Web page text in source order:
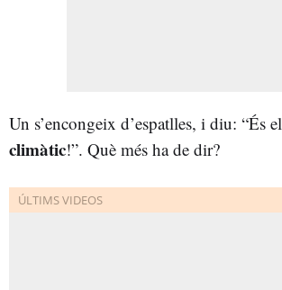
Un s’encongeix d’espatlles, i diu: “És el
climàtic!”. Què més ha de dir?